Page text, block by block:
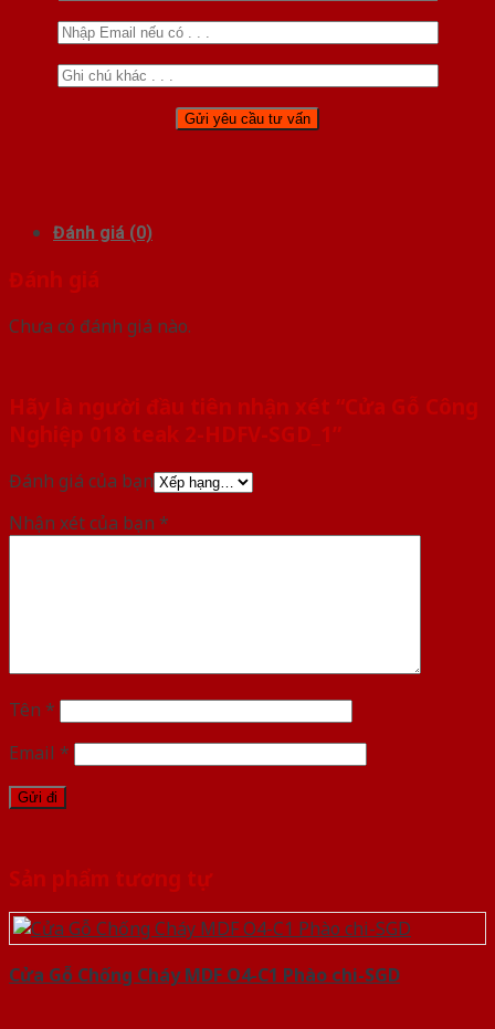
Đánh giá (0)
Đánh giá
Chưa có đánh giá nào.
Hãy là người đầu tiên nhận xét “Cửa Gỗ Công
Nghiệp 018 teak 2-HDFV-SGD_1”
Đánh giá của bạn
Nhận xét của bạn *
Tên *
Email *
Sản phẩm tương tự
Cửa Gỗ Chống Cháy MDF O4-C1 Phào chi-SGD